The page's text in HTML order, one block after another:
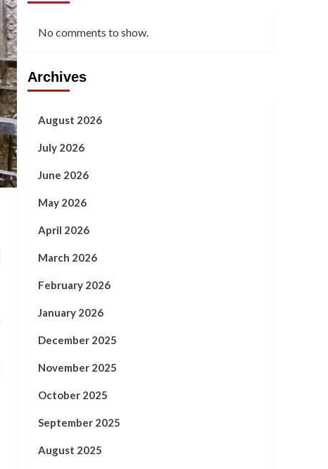
No comments to show.
Archives
August 2026
July 2026
June 2026
May 2026
April 2026
March 2026
February 2026
January 2026
December 2025
November 2025
October 2025
September 2025
August 2025